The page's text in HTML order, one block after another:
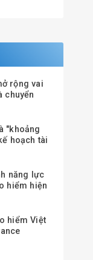
rộng vai
chuyển
"khoảng
hoạch tài
năng lực
hiểm hiện
hiểm Việt